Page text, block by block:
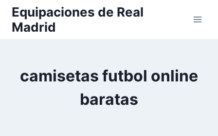
Saltar
contenido
Equipaciones de Real
Madrid
camisetas futbol online
baratas